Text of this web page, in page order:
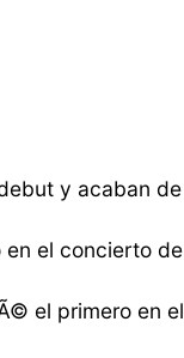
y acaban
el concierto
el primero en